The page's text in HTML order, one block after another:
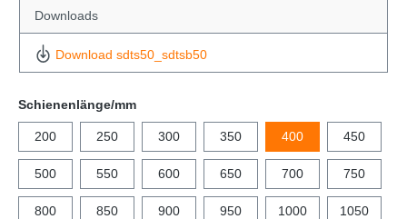
Downloads
Download sdts50_sdtsb50
Schienenlänge/mm
200 250 300 350 400 450
500 550 600 650 700 750
800 850 900 950 1000 1050